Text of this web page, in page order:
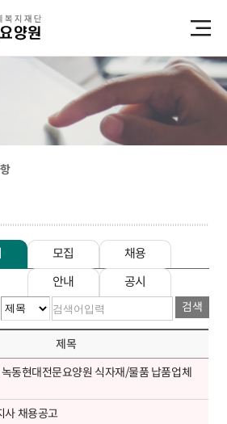
모집
채용
안내
공시
검색
제목
동현대전문요양원 식자재/물품 납품업체
사 채용공고